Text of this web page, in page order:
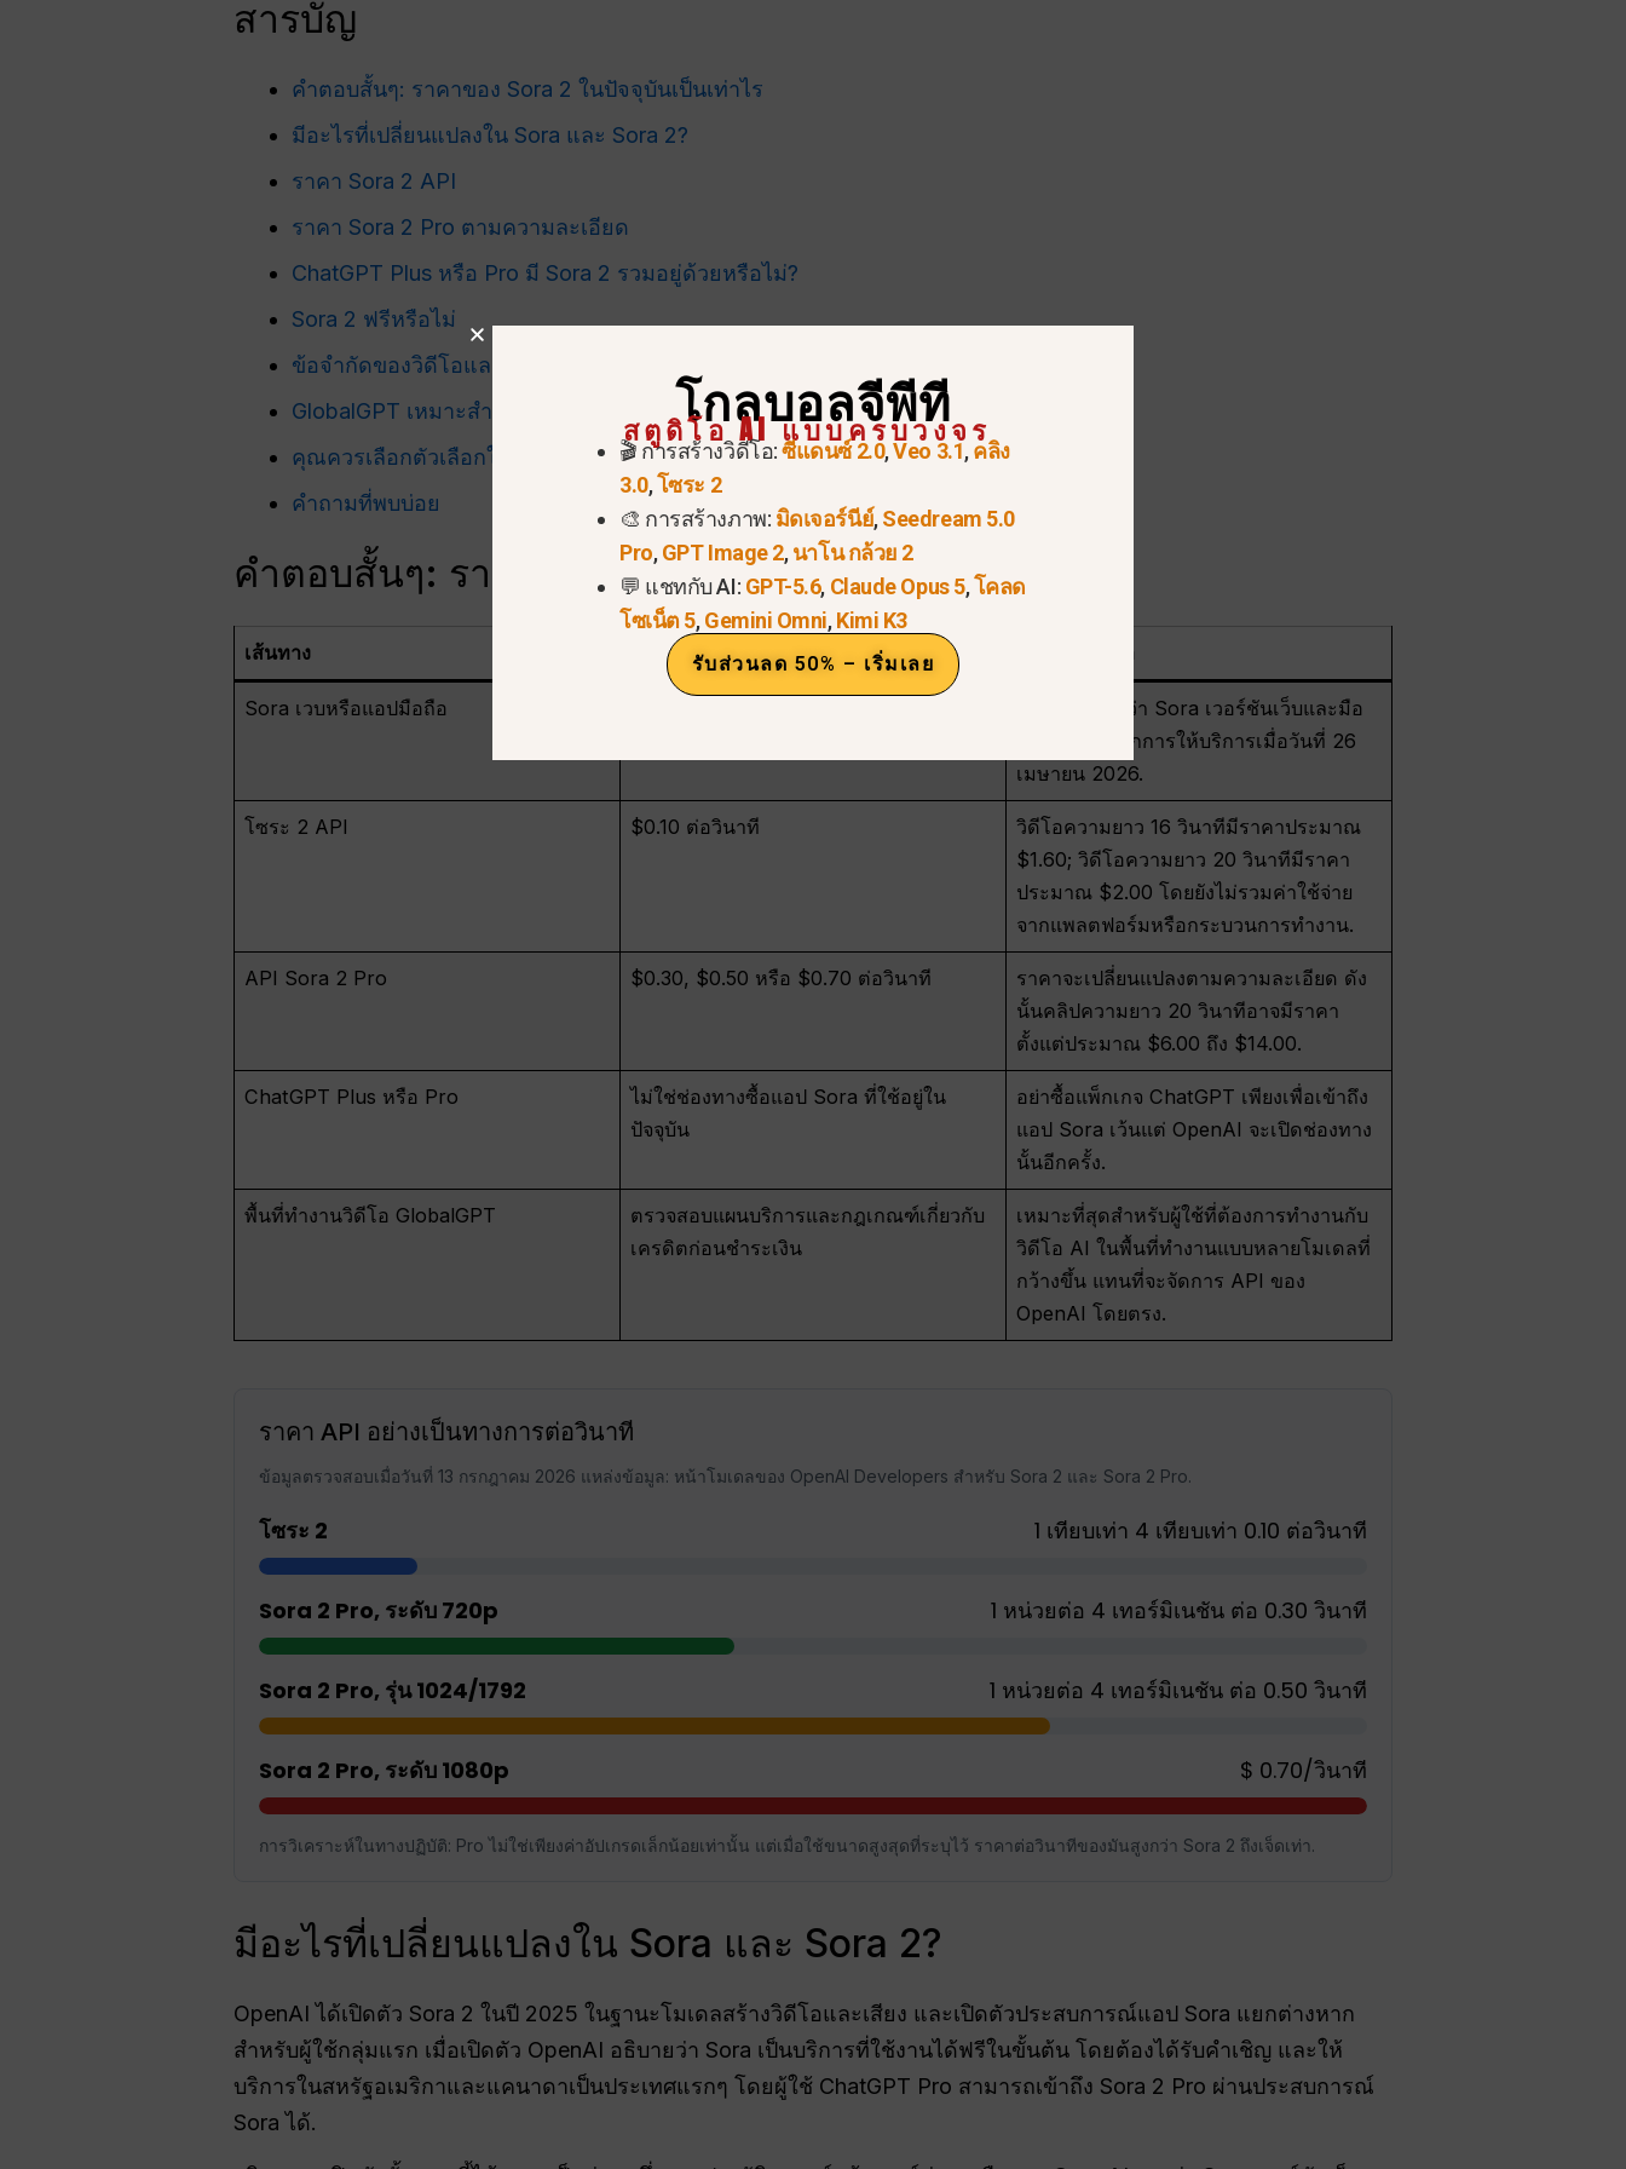
สารบัญ
คำตอบสั้นๆ: ราคาของ Sora 2 ในปัจจุบันเป็นเท่าไร
มีอะไรที่เปลี่ยนแปลงใน Sora และ Sora 2?
ราคา Sora 2 API
ราคา Sora 2 Pro ตามความละเอียด
ChatGPT Plus หรือ Pro มี Sora 2 รวมอยู่ด้วยหรือไม่?
Sora 2 ฟรีหรือไม่
ข้อจำกัดของวิดีโอและค่าใช้จ่ายที่ซ่อนอยู่
GlobalGPT เหมาะสำหรับกรณีใด
คุณควรเลือกตัวเลือกใด?
คำถามที่พบบ่อย
คำตอบสั้นๆ: ราคาของ Sora 2 ในปัจจุบันเป็นเท่าไร
เส้นทาง สัญญาณราคาปัจจุบัน
Sora เวบหรือแอปมือถือ
OpenAI ระบุว่า Sora เวอร์ชันเว็บและมือ
ถือได้ถูกยกเลิกการให้บริการเมื่อวันที่ 26
เมษายน 2026.
โซระ 2 API $0.10 ต่อวินาที
วิดีโอความยาว 16 วินาทีมีราคาประมาณ
$1.60; วิดีโอความยาว 20 วินาทีมีราคา
ประมาณ $2.00 โดยยังไม่รวมค่าใช้จ่าย
จากแพลตฟอร์มหรือกระบวนการทำงาน.
API Sora 2 Pro $0.30, $0.50 หรือ $0.70 ต่อวินาที
ราคาจะเปลี่ยนแปลงตามความละเอียด ดัง
นั้นคลิปความยาว 20 วินาทีอาจมีราคา
ตั้งแต่ประมาณ $6.00 ถึง $14.00.
ChatGPT Plus หรือ Pro
ไม่ใช่ช่องทางซื้อแอป Sora ที่ใช้อยู่ใน
ปัจจุบัน
อย่าซื้อแพ็กเกจ ChatGPT เพียงเพื่อเข้าถึง
แอป Sora เว้นแต่ OpenAI จะเปิดช่องทาง
นั้นอีกครั้ง.
พื้นที่ทำงานวิดีโอ GlobalGPT
ตรวจสอบแผนบริการและกฎเกณฑ์เกี่ยวกับ
เครดิตก่อนชำระเงิน
เหมาะที่สุดสำหรับผู้ใช้ที่ต้องการทำงานกับ
วิดีโอ AI ในพื้นที่ทำงานแบบหลายโมเดลที่
กว้างขึ้น แทนที่จะจัดการ API ของ
OpenAI โดยตรง.
ราคา API อย่างเป็นทางการต่อวินาที
ข้อมูลตรวจสอบเมื่อวันที่ 13 กรกฎาคม 2026 แหล่งข้อมูล: หน้าโมเดลของ OpenAI Developers สำหรับ Sora 2 และ Sora 2 Pro.
โซระ 2 1 เทียบเท่า 4 เทียบเท่า 0.10 ต่อวินาที
Sora 2 Pro, ระดับ 720p 1 หน่วยต่อ 4 เทอร์มิเนชัน ต่อ 0.30 วินาที
Sora 2 Pro, รุ่น 1024/1792 1 หน่วยต่อ 4 เทอร์มิเนชัน ต่อ 0.50 วินาที
Sora 2 Pro, ระดับ 1080p $ 0.70/วินาที
การวิเคราะห์ในทางปฏิบัติ: Pro ไม่ใช่เพียงค่าอัปเกรดเล็กน้อยเท่านั้น แต่เมื่อใช้ขนาดสูงสุดที่ระบุไว้ ราคาต่อวินาทีของมันสูงกว่า Sora 2 ถึงเจ็ดเท่า.
มีอะไรที่เปลี่ยนแปลงใน Sora และ Sora 2?
OpenAI ได้เปิดตัว Sora 2 ในปี 2025 ในฐานะโมเดลสร้างวิดีโอและเสียง และเปิดตัวประสบการณ์แอป Sora แยกต่างหาก
สำหรับผู้ใช้กลุ่มแรก เมื่อเปิดตัว OpenAI อธิบายว่า Sora เป็นบริการที่ใช้งานได้ฟรีในขั้นต้น โดยต้องได้รับคำเชิญ และให้
บริการในสหรัฐอเมริกาและแคนาดาเป็นประเทศแรกๆ โดยผู้ใช้ ChatGPT Pro สามารถเข้าถึง Sora 2 Pro ผ่านประสบการณ์
Sora ได้.
โกลบอลจีพีที
สตูดิโอ AI แบบครบวงจร
🎬 การสร้างวิดีโอ:ซีแดนซ์ 2.0,Veo 3.1,คลิง
3.0,โซระ 2
🎨 การสร้างภาพ: มิดเจอร์นีย์,Seedream 5.0
Pro,GPT Image 2,นาโน กล้วย 2
💬 แชทกับ AI: GPT-5.6, Claude Opus 5,โคลด
โซเน็ต 5,Gemini Omni,Kimi K3
รับส่วนลด 50% – เริ่มเลย